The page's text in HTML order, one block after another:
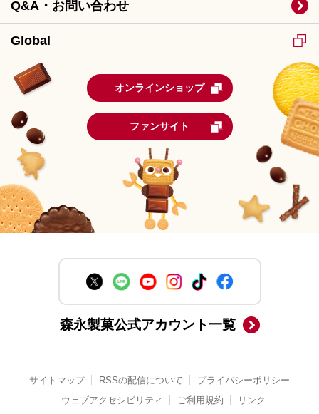
Q&A・お問い合わせ
Global
オンラインショップ
ファンサイト
森永製菓公式アカウント一覧
サイトマップ RSSの配信について
プライバシーポリシー
ウェブアクセシビリティ
ご利用規約 リンク